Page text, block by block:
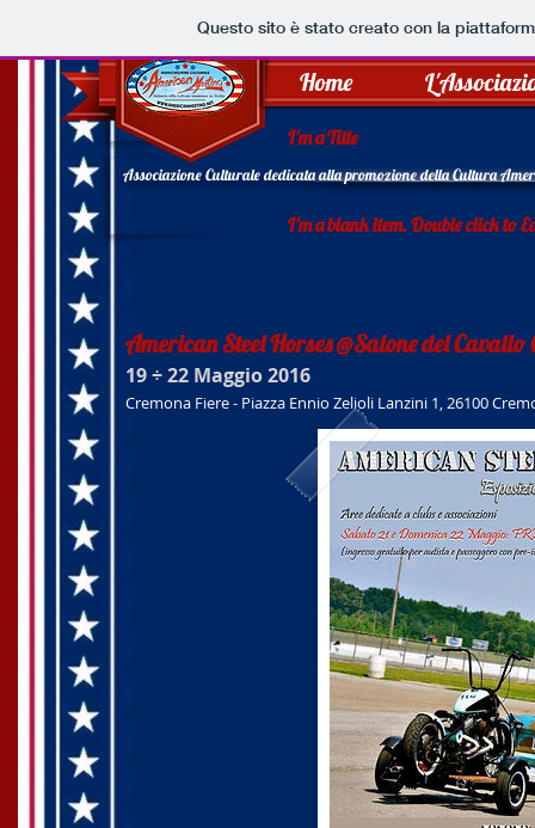
Questo sito è stato creato con la
Home
I'm a Title
I'm a blank item. Double click to
American Steel Horses @Salone del Cavallo
19 ÷ 22 Maggio 2016
Cremona Fiere - Piazza Ennio Zelioli Lanzini 1, 26100
Associazione Culturale dedicata alla promozione della Cultura